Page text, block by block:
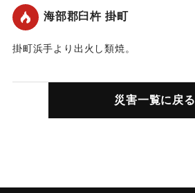
海部郡臼杵 掛町
掛町浜手より出火し類焼。
｜固有コード:00054002
災害一覧に戻る